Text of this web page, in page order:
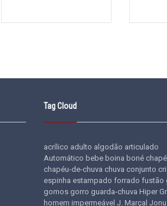
Tag Cloud
acrílico adulto algodão articulado
Automático bebe boina boné
chapéu-de-chuva chuva conjunto
espinha estampado forrado fustão
gomos gorro guarda-chuva Hiper
homem impermeável J. Marçal Jonu